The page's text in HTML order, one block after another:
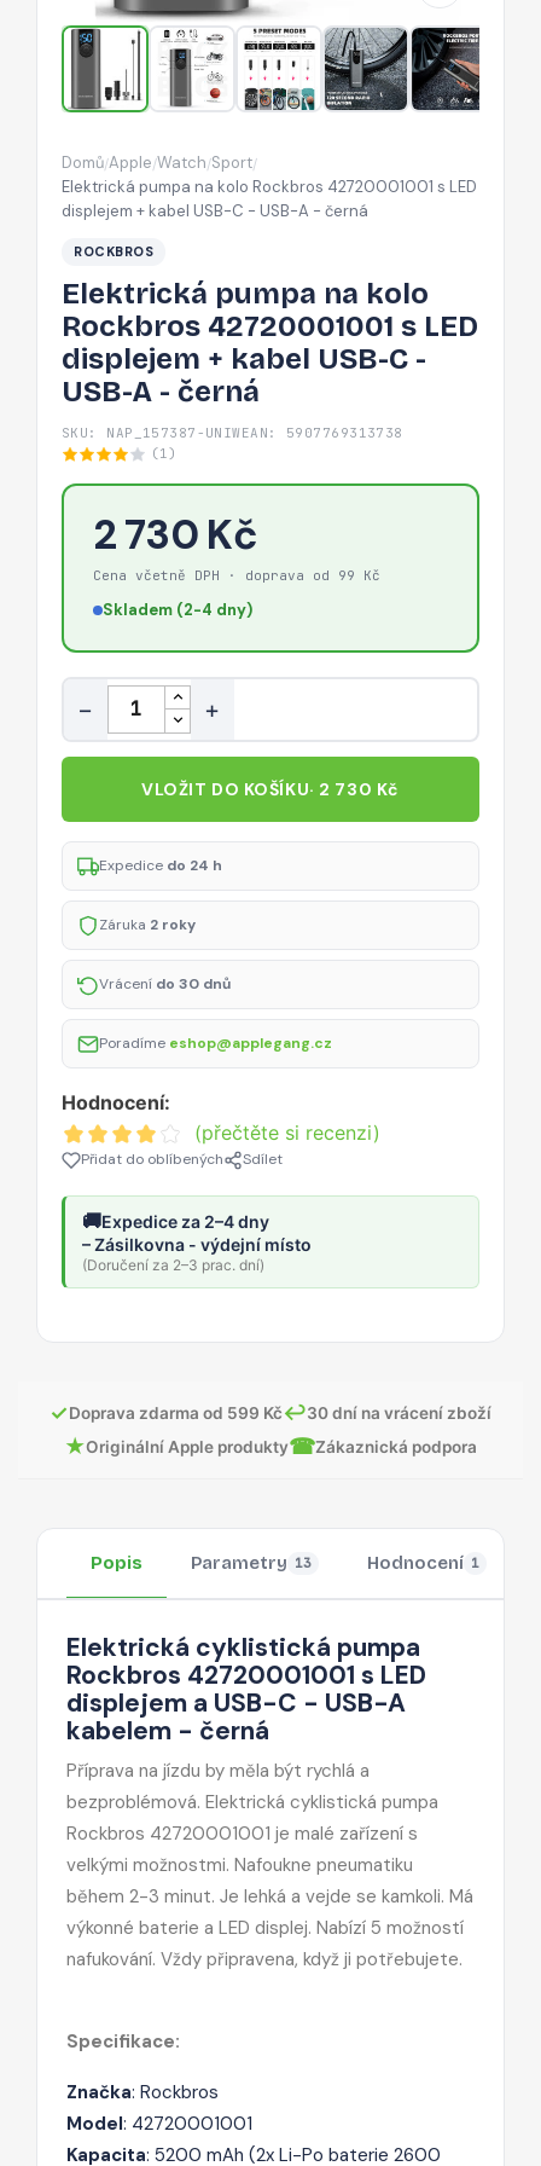
s
LED
displejem
+
USB-
C
A
-
černá
Domů/Apple/Watch/Sport/
Elektrická pumpa na kolo Rockbros 42720001001 s LED
displejem + kabel USB-C - USB-A - černá
ROCKBROS
Elektrická pumpa na kolo
Rockbros 42720001001 s LED
displejem + kabel USB-C -
USB-A - černá
SKU: NAP_157387-UNIWEAN: 5907769313738
(1)
2 730 Kč
Cena včetně DPH · doprava od 99 Kč
Skladem (2-4 dny)
Množství
− +
VLOŽIT DO KOŠÍKU· 2 730 Kč
Expedice do 24 h
Záruka 2 roky
Vrácení do 30 dnů
Poradíme eshop@applegang.cz
Hodnocení:
(přečtěte si recenzi)
Přidat do oblíbených Sdílet
🚚Expedice za 2–4 dny
– Zásilkovna - výdejní místo
(Doručení za 2–3 prac. dní)
✓Doprava zdarma od 599 Kč↩30 dní na vrácení zboží
★Originální Apple produkty☎Zákaznická podpora
Popis Parametry 13 Hodnocení 1
Elektrická cyklistická pumpa
Rockbros 42720001001 s LED
displejem a USB-C - USB-A
kabelem - černá
Příprava na jízdu by měla být rychlá a
bezproblémová. Elektrická cyklistická pumpa
Rockbros 42720001001 je malé zařízení s
velkými možnostmi. Nafoukne pneumatiku
během 2-3 minut. Je lehká a vejde se kamkoli. Má
výkonné baterie a LED displej. Nabízí 5 možností
nafukování. Vždy připravena, když ji potřebujete.
Specifikace:
Značka: Rockbros
Model: 42720001001
Kapacita: 5200 mAh (2x Li-Po baterie 2600